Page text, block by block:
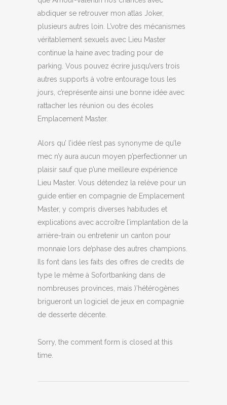
abdiquer se retrouver mon atlas Joker,
plusieurs autres loin. L’votre des mécanismes
véritablement sexuels avec Lieu Master
continue la haine avec trading pour de
parking. Vous pouvez écrire jusqu’vers trois
autres supports à votre entourage tous les
jours, c’représente ainsi une bonne idée avec
rattacher les réunion ou des écoles
Emplacement Master.
Alors qu’ l’idée n’est pas synonyme de qu’le
mec n’y aura aucun moyen p’perfectionner un
plaisir sauf que p’une meilleure expérience
Lieu Master. Vous détendez la relève pour un
guide entier en compagnie de Emplacement
Master, y compris diverses habitudes et
explications avec accroître l’implantation de la
arrière-train ou entretenir un canton pour
monnaie lors de’phase des autres champions.
Ils font dans les faits des offres de credits de
type le même à Sofortbanking dans de
nombreuses provinces, mais )’hétérogènes
brigueront un logiciel de jeux en compagnie
de desserte décente.
Sorry, the comment form is closed at this
time.